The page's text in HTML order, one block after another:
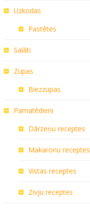
Uzkodas
Pastētes
Salāti
Zupas
Biezzupas
Pamatēdieni
Dārzeņu receptes
Makaronu receptes
Vistas receptes
Zivju receptes